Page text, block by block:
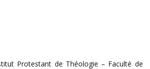
Protestant de Théologie – Faculté de